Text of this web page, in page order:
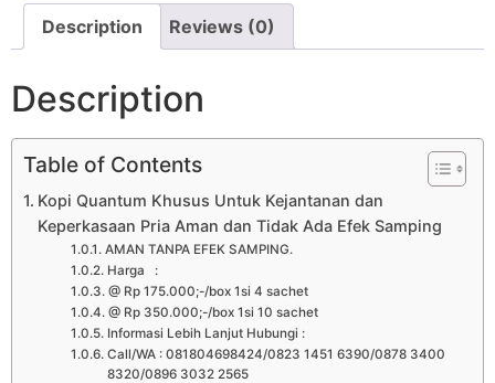
Description Reviews (0)
Description
Table of Contents
Kopi Quantum Khusus Untuk Kejantanan dan
Keperkasaan Pria Aman dan Tidak Ada Efek Samping
AMAN TANPA EFEK SAMPING.
Harga :
@ Rp 175.000;-/box 1si 4 sachet
@ Rp 350.000;-/box 1si 10 sachet
Informasi Lebih Lanjut Hubungi :
Call/WA : 081804698424/0823 1451 6390/0878 3400
8320/0896 3032 2565